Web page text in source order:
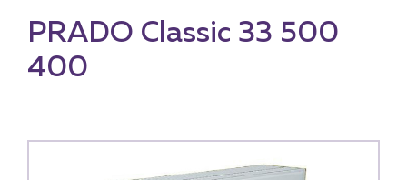
PRADO Classic 33 500
400